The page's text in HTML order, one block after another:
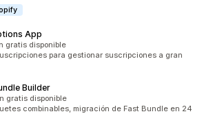
App
total
gratis disponible
para gestionar suscripciones a gran
Builder
total
gratis disponible
combinables, migración de Fast Bundle en 24